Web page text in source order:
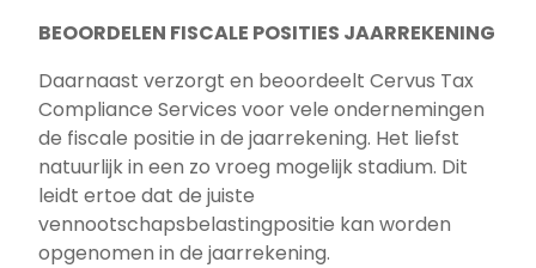
BEOORDELEN FISCALE POSITIES JAARREKENING
Daarnaast verzorgt en beoordeelt Cervus Tax
Compliance Services voor vele ondernemingen
de fiscale positie in de jaarrekening. Het liefst
natuurlijk in een zo vroeg mogelijk stadium. Dit
leidt ertoe dat de juiste
vennootschapsbelastingpositie kan worden
opgenomen in de jaarrekening.